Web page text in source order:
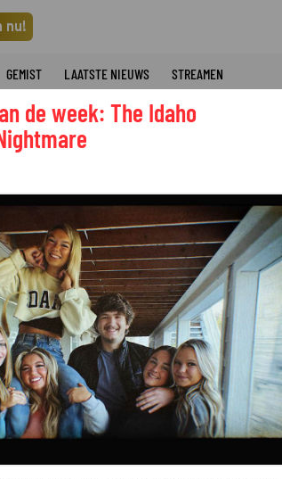
nu!
GEMIST LAATSTE NIEUWS STREAMEN
LEES MEER
de week: The Idaho